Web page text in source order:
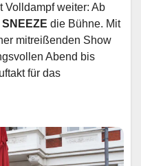
Volldampf weiter: Ab
SNEEZE die Bühne. Mit
mitreißenden Show
Abend bis
für das